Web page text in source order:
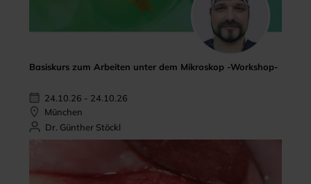
Basiskurs zum Arbeiten unter dem Mikroskop -Workshop-
24.10.26 - 24.10.26
München
Dr. Günther Stöckl